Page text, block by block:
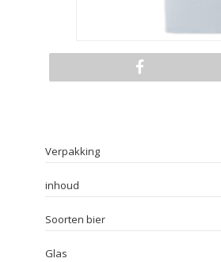
Verpakking
inhoud
Soorten bier
Glas